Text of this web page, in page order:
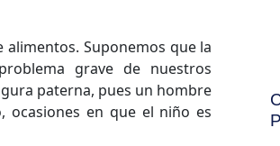
alimentos. Suponemos que la
grave de nuestros
paterna, pues un hombre
ocasiones en que el niño es